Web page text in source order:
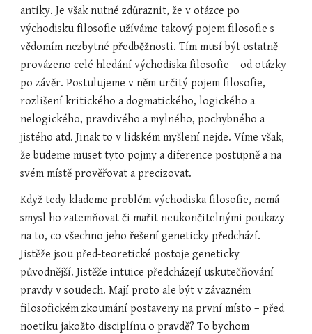
antiky. Je však nutné zdůraznit, že v otázce po
východisku filosofie užíváme takový pojem filosofie s
vědomím nezbytné předběžnosti. Tím musí být ostatně
provázeno celé hledání východiska filosofie – od otázky
po závěr. Postulujeme v něm určitý pojem filosofie,
rozlišení kritického a dogmatického, logického a
nelogického, pravdivého a mylného, pochybného a
jistého atd. Jinak to v lidském myšlení nejde. Víme však,
že budeme muset tyto pojmy a diference postupně a na
svém místě prověřovat a precizovat.
Když tedy klademe problém východiska filosofie, nemá
smysl ho zatemňovat či mařit neukončitelnými poukazy
na to, co všechno jeho řešení geneticky předchází.
Jistěže jsou před-teoretické postoje geneticky
původnější. Jistěže intuice předcházejí uskutečňování
pravdy v soudech. Mají proto ale být v závazném
filosofickém zkoumání postaveny na první místo – před
noetiku jakožto disciplínu o pravdě? To bychom